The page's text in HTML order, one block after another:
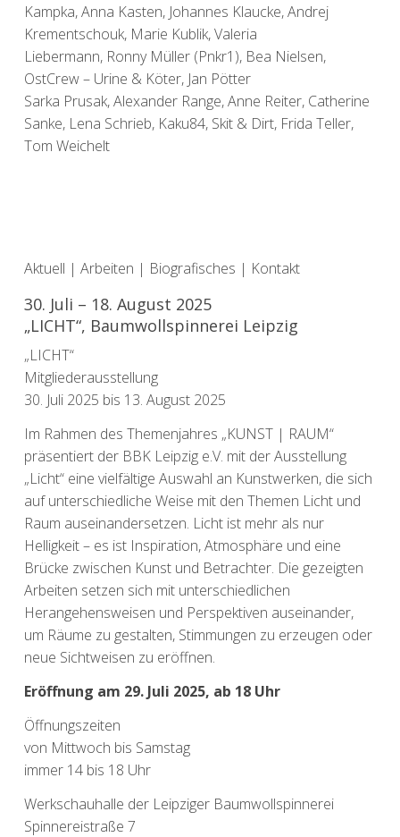
Kampka, Anna Kasten, Johannes Klaucke, Andrej
Krementschouk, Marie Kublik, Valeria
Liebermann, Ronny Müller (Pnkr1), Bea Nielsen,
OstCrew – Urine & Köter, Jan Pötter
Sarka Prusak, Alexander Range, Anne Reiter, Catherine
Sanke, Lena Schrieb, Kaku84, Skit & Dirt, Frida Teller,
Tom Weichelt
Aktuell | Arbeiten | Biografisches | Kontakt
30. Juli – 18. August 2025
„LICHT“, Baumwollspinnerei Leipzig
„LICHT“
Mitgliederausstellung
30. Juli 2025 bis 13. August 2025
Im Rahmen des Themenjahres „KUNST | RAUM“
präsentiert der BBK Leipzig e.V. mit der Ausstellung
„Licht“ eine vielfältige Auswahl an Kunstwerken, die sich
auf unterschiedliche Weise mit den Themen Licht und
Raum auseinandersetzen. Licht ist mehr als nur
Helligkeit – es ist Inspiration, Atmosphäre und eine
Brücke zwischen Kunst und Betrachter. Die gezeigten
Arbeiten setzen sich mit unterschiedlichen
Herangehensweisen und Perspektiven auseinander,
um Räume zu gestalten, Stimmungen zu erzeugen oder
neue Sichtweisen zu eröffnen.
Eröffnung am 29. Juli 2025, ab 18 Uhr
Öffnungszeiten
von Mittwoch bis Samstag
immer 14 bis 18 Uhr
Werkschauhalle der Leipziger Baumwollspinnerei
Spinnereistraße 7